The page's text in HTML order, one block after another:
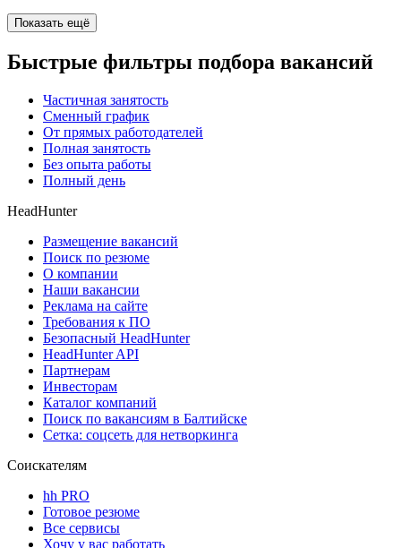
Показать ещё
Быстрые фильтры подбора вакансий
Частичная занятость
Сменный график
От прямых работодателей
Полная занятость
Без опыта работы
Полный день
HeadHunter
Размещение вакансий
Поиск по резюме
О компании
Наши вакансии
Реклама на сайте
Требования к ПО
Безопасный HeadHunter
HeadHunter API
Партнерам
Инвесторам
Каталог компаний
Поиск по вакансиям в Балтийске
Сетка: соцсеть для нетворкинга
Соискателям
hh PRO
Готовое резюме
Все сервисы
Хочу у вас работать